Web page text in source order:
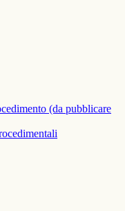
(da pubblicare